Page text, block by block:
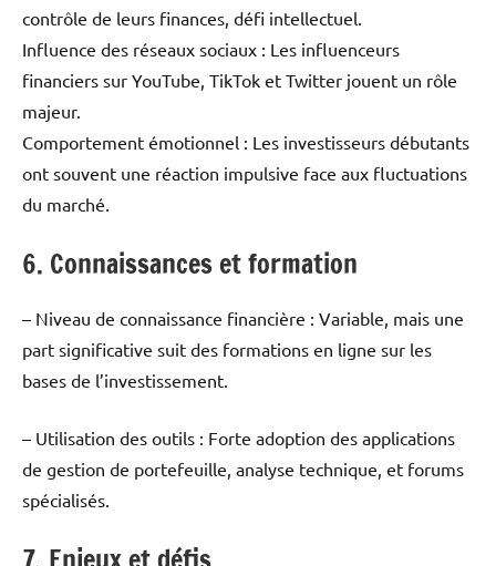
contrôle de leurs finances, défi intellectuel.
Influence des réseaux sociaux : Les influenceurs
financiers sur YouTube, TikTok et Twitter jouent un rôle
majeur.
Comportement émotionnel : Les investisseurs débutants
ont souvent une réaction impulsive face aux fluctuations
du marché.
6. Connaissances et formation
– Niveau de connaissance financière : Variable, mais une
part significative suit des formations en ligne sur les
bases de l’investissement.
– Utilisation des outils : Forte adoption des applications
de gestion de portefeuille, analyse technique, et forums
spécialisés.